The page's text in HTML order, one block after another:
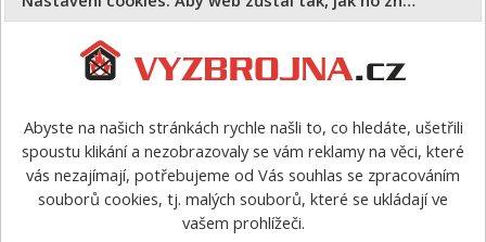
a majetek druhých.
«články pro veřejnost
Jak vybrat hasicí přístroj
Abyste na našich stránkách rychle našli to, co hledáte, ušetřili
spoustu klikání a nezobrazovaly se vám reklamy na věci, které
vás nezajímají, potřebujeme od Vás souhlas se zpracováním
souborů cookies, tj. malých souborů, které se ukládají ve
vašem prohlížeči.